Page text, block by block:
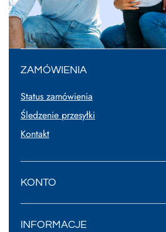
ZAMÓWIENIA
Status zamówienia
Śledzenie przesyłki
Kontakt
KONTO
INFORMACJE